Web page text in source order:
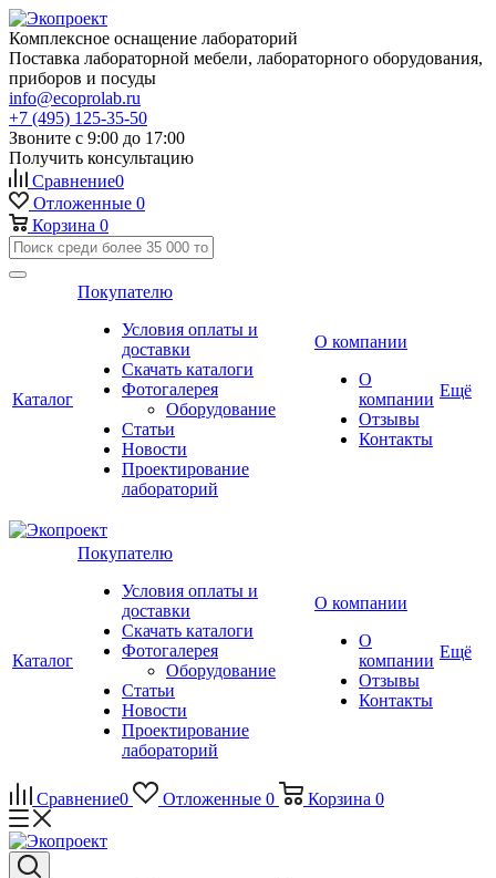
Комплексное оснащение лабораторий
Поставка лабораторной мебели, лабораторного оборудования,
приборов и посуды
info@ecoprolab.ru
+7 (495) 125-35-50
Звоните с 9:00 до 17:00
Получить консультацию
Сравнение0
Отложенные 0
Корзина 0
Каталог
Покупателю
Условия оплаты и
доставки
Скачать каталоги
Фотогалерея
Оборудование
Статьи
Новости
Проектирование
лабораторий
О компании
О
компании
Отзывы
Контакты
Ещё
Каталог
Покупателю
Условия оплаты и
доставки
Скачать каталоги
Фотогалерея
Оборудование
Статьи
Новости
Проектирование
лабораторий
О компании
О
компании
Отзывы
Контакты
Ещё
Сравнение0 Отложенные 0 Корзина 0